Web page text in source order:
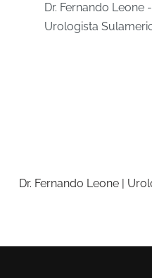
Dr. Fernando Leone
Urologista
Dr. Fernando Leone |